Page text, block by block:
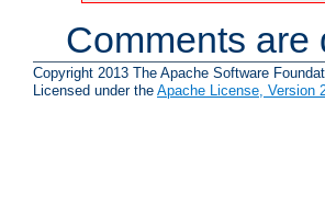
Comments are
Copyright 2013 The Apache Software
Licensed under the Apache License, Version